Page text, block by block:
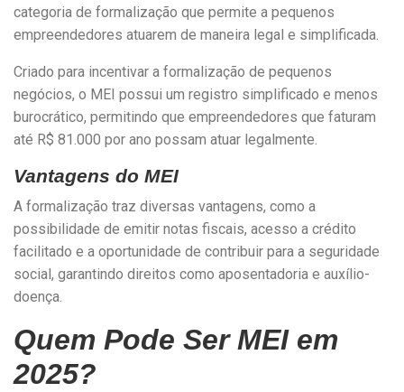
categoria de formalização que permite a pequenos
empreendedores atuarem de maneira legal e simplificada.
Criado para incentivar a formalização de pequenos
negócios, o MEI possui um registro simplificado e menos
burocrático, permitindo que empreendedores que faturam
até R$ 81.000 por ano possam atuar legalmente.
Vantagens do MEI
A formalização traz diversas vantagens, como a
possibilidade de emitir notas fiscais, acesso a crédito
facilitado e a oportunidade de contribuir para a seguridade
social, garantindo direitos como aposentadoria e auxílio-
doença.
Quem Pode Ser MEI em
2025?